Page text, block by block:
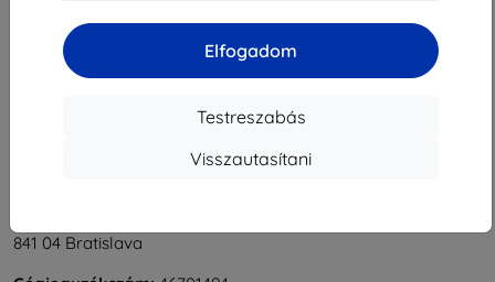
Elfogadom
Testreszabás
Visszautasítani
841 04 Bratislava